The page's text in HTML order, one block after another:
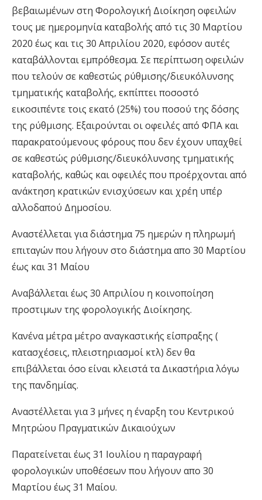
βεβαιωμένων στη Φορολογική Διοίκηση οφειλών
τους με ημερομηνία καταβολής από τις 30 Μαρτίου
2020 έως και τις 30 Απριλίου 2020, εφόσον αυτές
καταβάλλονται εμπρόθεσμα. Σε περίπτωση οφειλών
που τελούν σε καθεστώς ρύθμισης/διευκόλυνσης
τμηματικής καταβολής, εκπίπτει ποσοστό
εικοσιπέντε τοις εκατό (25%) του ποσού της δόσης
της ρύθμισης. Εξαιρούνται οι οφειλές από ΦΠΑ και
παρακρατούμενους φόρους που δεν έχουν υπαχθεί
σε καθεστώς ρύθμισης/διευκόλυνσης τμηματικής
καταβολής, καθώς και οφειλές που προέρχονται από
ανάκτηση κρατικών ενισχύσεων και χρέη υπέρ
αλλοδαπού Δημοσίου.
Αναστέλλεται για διάστημα 75 ημερών η πληρωμή
επιταγών που λήγουν στο διάστημα απο 30 Μαρτίου
έως και 31 Μαίου
Αναβάλλεται έως 30 Απριλίου η κοινοποίηση
προστιμων της φορολογικής Διοίκησης.
Κανένα μέτρα μέτρο αναγκαστικής είσπραξης (
κατασχέσεις, πλειστηριασμοί κτλ) δεν θα
επιβάλλεται όσο είναι κλειστά τα Δικαστήρια λόγω
της πανδημίας.
Αναστέλλεται για 3 μήνες η έναρξη του Κεντρικού
Μητρώου Πραγματικών Δικαιούχων
Παρατείνεται έως 31 Ιουλίου η παραγραφή
φορολογικών υποθέσεων που λήγουν απο 30
Μαρτίου έως 31 Μαίου.